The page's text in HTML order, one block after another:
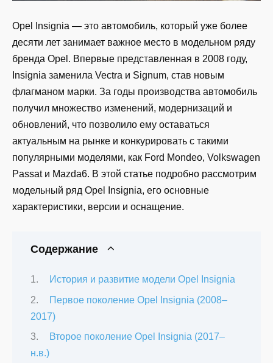
Opel Insignia — это автомобиль, который уже более
десяти лет занимает важное место в модельном ряду
бренда Opel. Впервые представленная в 2008 году,
Insignia заменила Vectra и Signum, став новым
флагманом марки. За годы производства автомобиль
получил множество изменений, модернизаций и
обновлений, что позволило ему оставаться
актуальным на рынке и конкурировать с такими
популярными моделями, как Ford Mondeo, Volkswagen
Passat и Mazda6. В этой статье подробно рассмотрим
модельный ряд Opel Insignia, его основные
характеристики, версии и оснащение.
Содержание
История и развитие модели Opel Insignia
Первое поколение Opel Insignia (2008–
2017)
Второе поколение Opel Insignia (2017–
н.в.)